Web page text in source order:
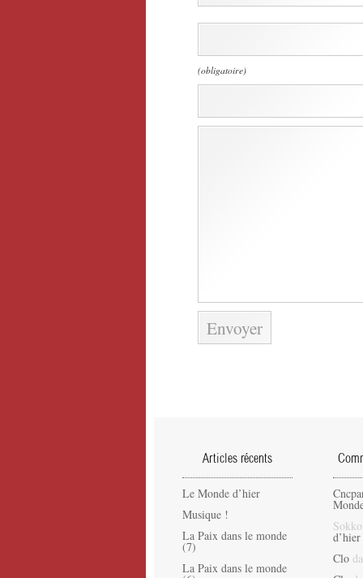
(obligatoire)
Articles récents
Le Monde d’hier
Musique !
La Paix dans le monde
(7)
La Paix dans le monde
Sokko
d’hier
Clo